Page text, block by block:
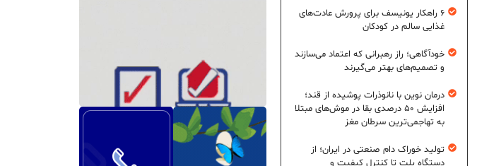
۶ راهکار یونیسف برای پرورش عادت‌های
غذایی سالم در کودکان
خودآگاهی؛ راز رهبرانی که اعتماد می‌سازند
و تصمیم‌های بهتر می‌گیرند
درمان نوین با نانوذرات پوشیده از قند؛
افزایش ۵۰ درصدی بقا در موش‌های مبتلا
به تهاجمی‌ترین سرطان مغز
تولید خوراک دام صنعتی در ایران؛ از
دستگاه پلت تا کنترل کیفیت و